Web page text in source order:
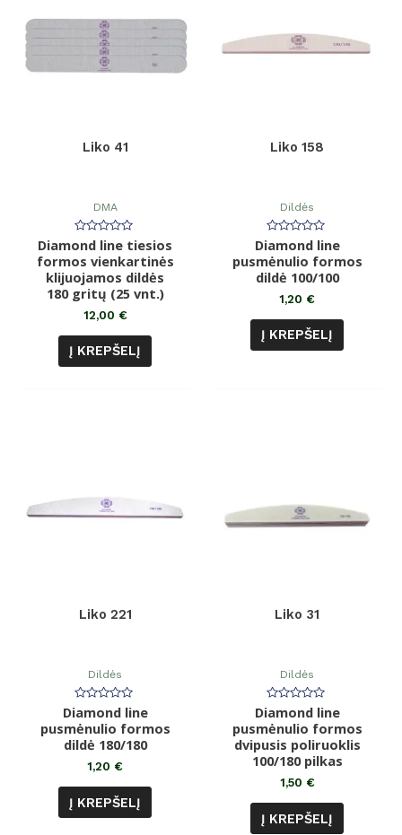
Liko 41
DMA
Įvertinimas:
0
iš
5
Diamond line tiesios
formos vienkartinės
klijuojamos dildės
180 gritų (25 vnt.)
12,00 €
Į KREPŠELĮ
Liko 158
Dildės
Įvertinimas:
0
iš
5
Diamond line
pusmėnulio formos
dildė 100/100
1,20 €
Į KREPŠELĮ
Liko 221
Dildės
Įvertinimas:
0
iš
5
Diamond line
pusmėnulio formos
dildė 180/180
1,20 €
Į KREPŠELĮ
Liko 31
Dildės
Įvertinimas:
0
iš
5
Diamond line
pusmėnulio formos
dvipusis poliruoklis
100/180 pilkas
1,50 €
Į KREPŠELĮ